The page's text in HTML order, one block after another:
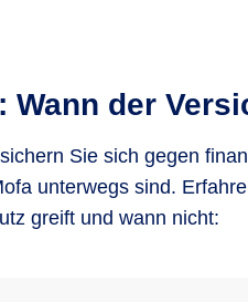
der
Sie sich gegen
unterwegs sind.
greift und wann nicht: